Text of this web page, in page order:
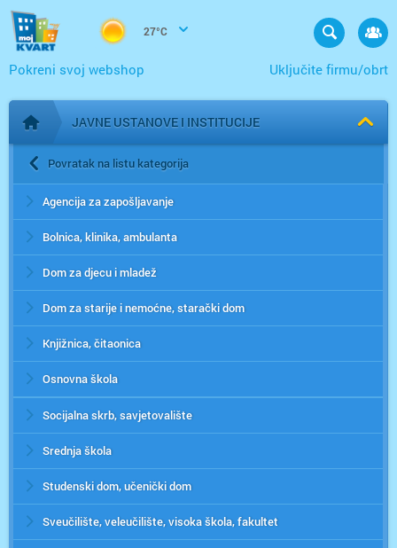
27°C
Uključite firmu/obrt
Pokreni svoj webshop
Početna stranica
JAVNE USTANOVE I INSTITUCIJE
Povratak na listu kategorija
Agencija za zapošljavanje
Bolnica, klinika, ambulanta
Dom za djecu i mladež
Dom za starije i nemoćne, starački dom
Knjižnica, čitaonica
Osnovna škola
Socijalna skrb, savjetovalište
Srednja škola
Studenski dom, učenički dom
Sveučilište, veleučilište, visoka škola, fakultet